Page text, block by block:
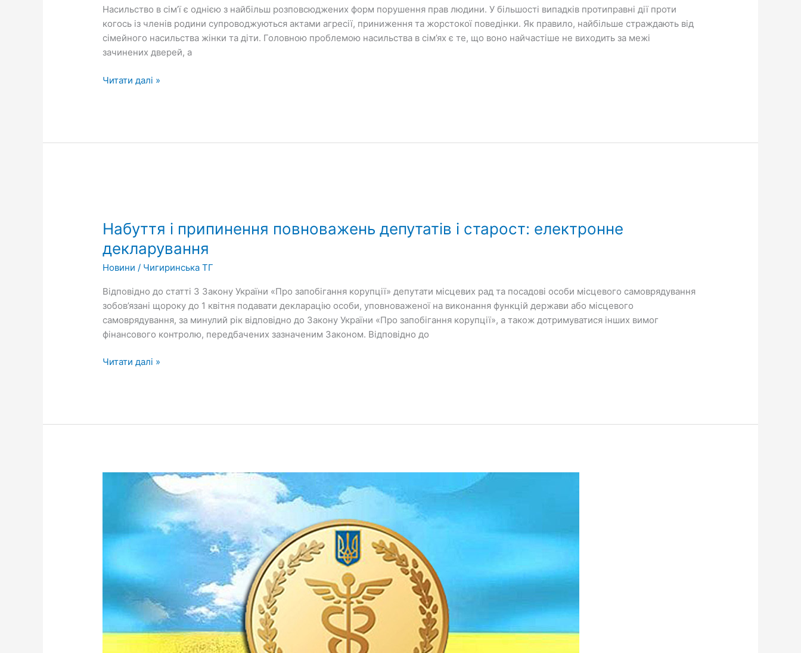
Насильство в сім’ї є однією з найбільш розповсюджених форм порушення прав людини. У більшості випадків протиправні дії проти
когось із членів родини супроводжуються актами агресії, приниження та жорстокої поведінки. Як правило, найбільше страждають від
сімейного насильства жінки та діти. Головною проблемою насильства в сім’ях є те, що воно найчастіше не виходить за межі
зачинених дверей, а
уникнути
та
допомогти
Читати далі »
Набуття і припинення повноважень депутатів і старост: електронне
декларування
Новини / Чигиринська ТГ
Відповідно до статті 3 Закону України «Про запобігання корупції» депутати місцевих рад та посадові особи місцевого самоврядування
зобов’язані щороку до 1 квітня подавати декларацію особи, уповноваженої на виконання функцій держави або місцевого
самоврядування, за минулий рік відповідно до Закону України «Про запобігання корупції», а також дотримуватися інших вимог
фінансового контролю, передбачених зазначеним Законом. Відповідно до
припинення
повноважень
депутатів
і
електронне
декларування
Читати далі »
Податкова